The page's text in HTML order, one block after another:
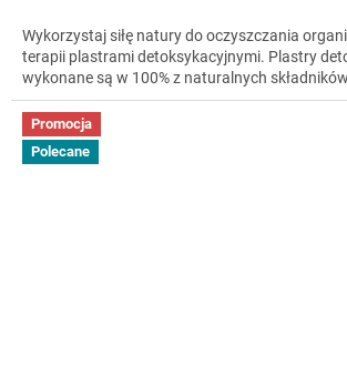
Wykorzystaj siłę natury do oczyszczania
terapii plastrami detoksykacyjnymi. Plastry
wykonane są w 100% z naturalnych
Promocja
Polecane